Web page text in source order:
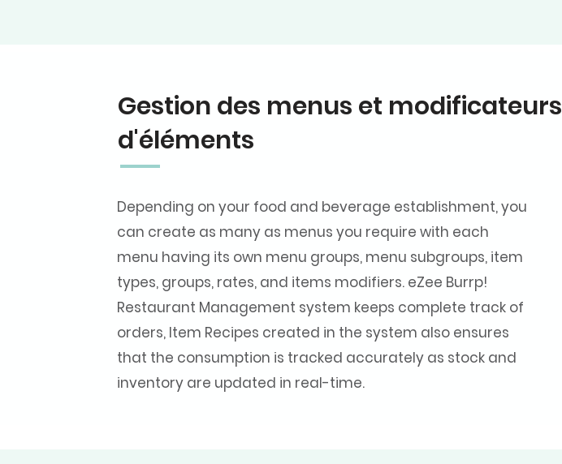
Gestion des menus et modificateurs
d'éléments
Depending on your food and beverage establishment, you
can create as many as menus you require with each
menu having its own menu groups, menu subgroups, item
types, groups, rates, and items modifiers. eZee Burrp!
Restaurant Management system keeps complete track of
orders, Item Recipes created in the system also ensures
that the consumption is tracked accurately as stock and
inventory are updated in real-time.